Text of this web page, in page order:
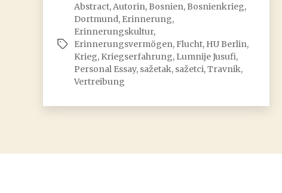
Meine
bosnische
Freundin
Schlagwörter
Abstract,Autorin, Bosnien, Bosnienkrieg,
Dortmund, Erinnerung,
Erinnerungskultur,
Erinnerungsvermögen, Flucht, HU Berlin,
Krieg, Kriegserfahrung, Lumnije Jusufi,
Personal Essay, sažetak, sažetci,Travnik,
Vertreibung